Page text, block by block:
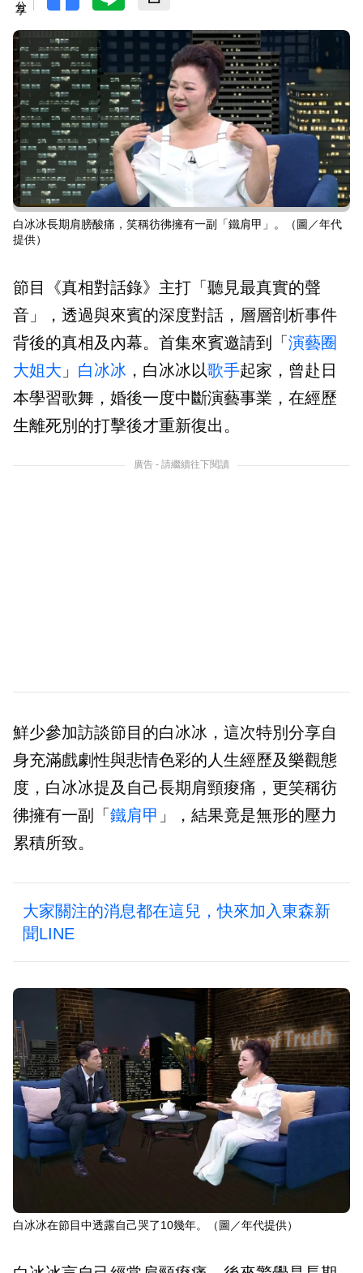
白冰冰長期肩膀酸痛，笑稱彷彿擁有一副「鐵肩甲」。（圖／年代
提供）
節目《真相對話錄》主打「聽見最真實的聲
音」，透過與來賓的深度對話，層層剖析事件
背後的真相及內幕。首集來賓邀請到「 演藝圈
大姐大 」 白冰冰 ，白冰冰以歌手起家，曾赴日
本學習歌舞，婚後一度中斷演藝事業，在經歷
生離死別的打擊後才重新復出。
廣告 - 請繼續往下閱讀
鮮少參加訪談節目的白冰冰，這次特別分享自
身充滿戲劇性與悲情色彩的人生經歷及樂觀態
度，白冰冰提及自己長期肩頸痠痛，更笑稱彷
彿擁有一副「 鐵肩甲 」，結果竟是無形的壓力
累積所致。
大家關注的消息都在這兒，快來加入東森新
聞LINE
白冰冰在節目中透露自己哭了10幾年。（圖／年代提供）